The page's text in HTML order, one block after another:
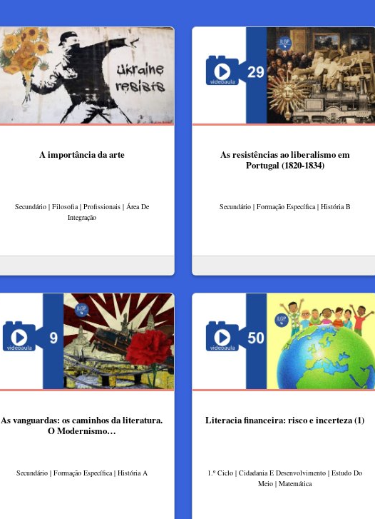
A importância da arte
Secundário | Filosofia | Profissionais | Área De
Integração
As resistências ao liberalismo em
Portugal (1820-1834)
Secundário | Formação Específica | História B
As vanguardas: os caminhos da literatura.
O Modernismo…
Secundário | Formação Específica | História A
Literacia financeira: risco e incerteza (1)
1.º Ciclo | Cidadania E Desenvolvimento | Estudo Do
Meio | Matemática